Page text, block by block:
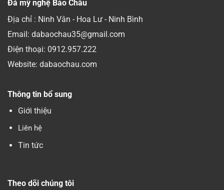
Đá mỹ nghệ Bảo Châu
Địa chỉ : Ninh Vân - Hoa Lư - Ninh Bình
Email: dabaochau35@gmail.com
Điện thoại: 0912.957.222
Website: dabaochau.com
Thông tin bổ sung
Giới thiệu
Liên hệ
Tin tức
Theo dõi chúng tôi